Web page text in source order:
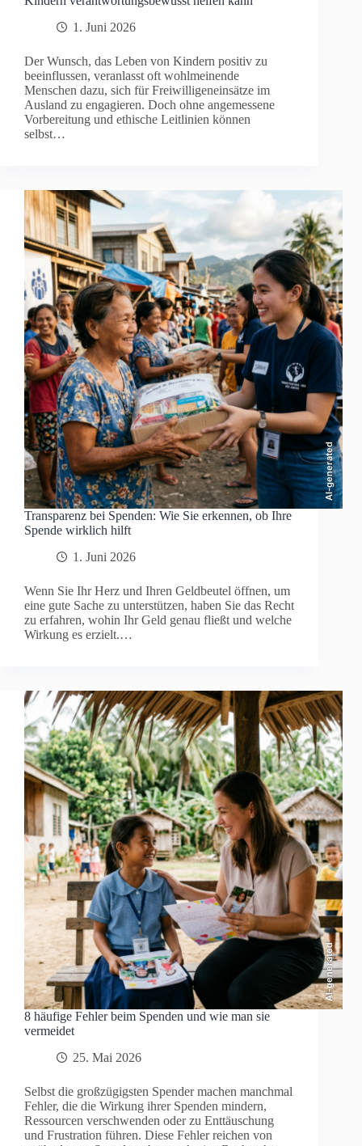
1. Juni 2026
Der Wunsch, das Leben von Kindern positiv zu
beeinflussen, veranlasst oft wohlmeinende
Menschen dazu, sich für Freiwilligeneinsätze im
Ausland zu engagieren. Doch ohne angemessene
Vorbereitung und ethische Leitlinien können
selbst…
AI-generated
Transparenz bei Spenden: Wie Sie erkennen, ob Ihre
Spende wirklich hilft
1. Juni 2026
Wenn Sie Ihr Herz und Ihren Geldbeutel öffnen, um
eine gute Sache zu unterstützen, haben Sie das Recht
zu erfahren, wohin Ihr Geld genau fließt und welche
Wirkung es erzielt.…
AI-generated
8 häufige Fehler beim Spenden und wie man sie
vermeidet
25. Mai 2026
Selbst die großzügigsten Spender machen manchmal
Fehler, die die Wirkung ihrer Spenden mindern,
Ressourcen verschwenden oder zu Enttäuschung
und Frustration führen. Diese Fehler reichen von